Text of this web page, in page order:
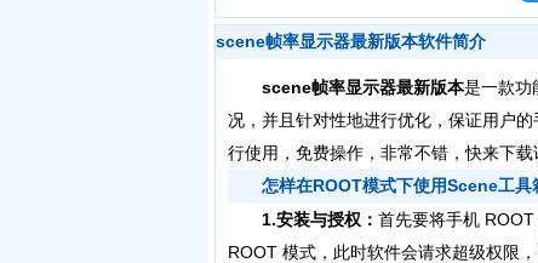
scene帧率显示器最新版本软件简介
scene帧率显示器最新版本是一款功
况，并且针对性地进行优化，保证用户
行使用，免费操作，非常不错，快来下载
怎样在ROOT模式下使用Scene工具
1.安装与授权： 首先要将手机
ROOT 模式，此时软件会请求超级权限，